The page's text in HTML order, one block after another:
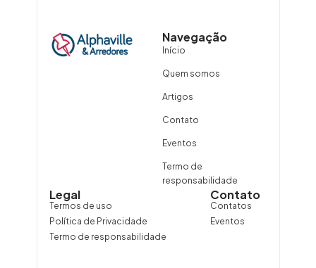
Navegação
Início
Quem somos
Artigos
Contato
Eventos
Termo de
responsabilidade
Contato
Contatos
Eventos
Legal
Termos de uso
Política de Privacidade
Termo de responsabilidade